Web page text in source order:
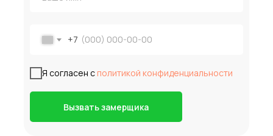
+7
Я согласен с политикой конфиденциальности
Вызвать замерщика